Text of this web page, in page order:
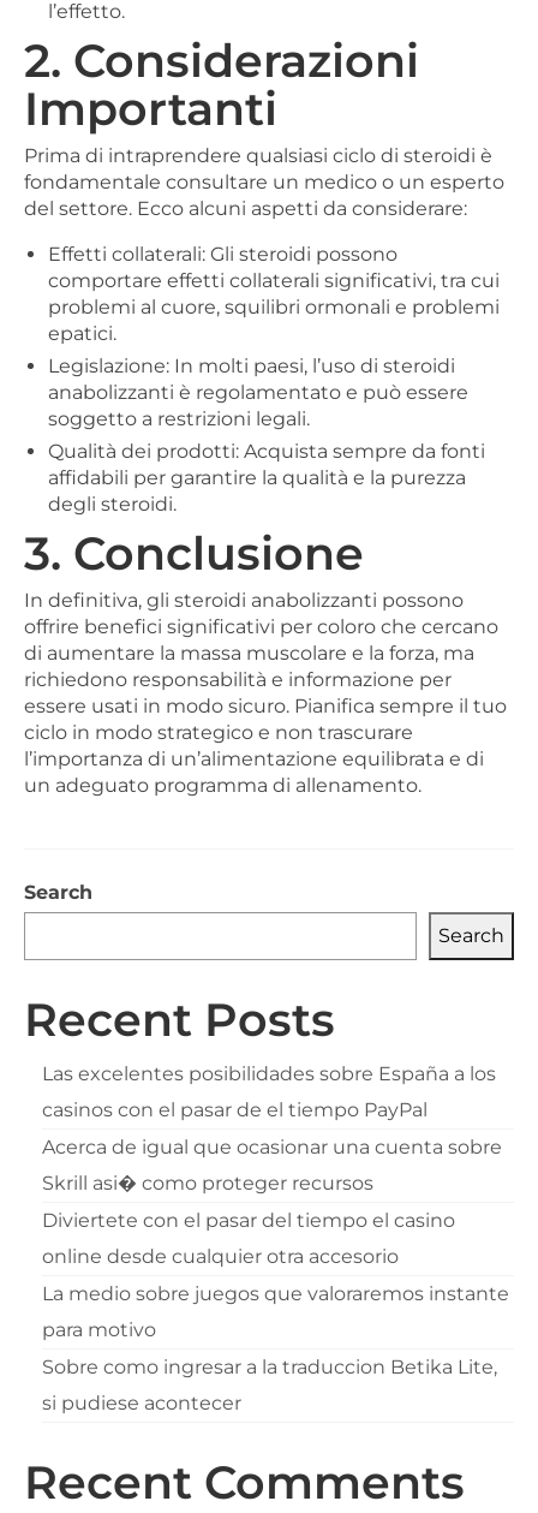
l’effetto.
2. Considerazioni
Importanti
Prima di intraprendere qualsiasi ciclo di steroidi è
fondamentale consultare un medico o un esperto
del settore. Ecco alcuni aspetti da considerare:
Effetti collaterali: Gli steroidi possono
comportare effetti collaterali significativi, tra cui
problemi al cuore, squilibri ormonali e problemi
epatici.
Legislazione: In molti paesi, l’uso di steroidi
anabolizzanti è regolamentato e può essere
soggetto a restrizioni legali.
Qualità dei prodotti: Acquista sempre da fonti
affidabili per garantire la qualità e la purezza
degli steroidi.
3. Conclusione
In definitiva, gli steroidi anabolizzanti possono
offrire benefici significativi per coloro che cercano
di aumentare la massa muscolare e la forza, ma
richiedono responsabilità e informazione per
essere usati in modo sicuro. Pianifica sempre il tuo
ciclo in modo strategico e non trascurare
l’importanza di un’alimentazione equilibrata e di
un adeguato programma di allenamento.
Search
Search
Recent Posts
Las excelentes posibilidades sobre España a los
casinos con el pasar de el tiempo PayPal
Acerca de igual que ocasionar una cuenta sobre
Skrill asi� como proteger recursos
Diviertete con el pasar del tiempo el casino
online desde cualquier otra accesorio
La medio sobre juegos que valoraremos instante
para motivo
Sobre como ingresar a la traduccion Betika Lite,
si pudiese acontecer
Recent Comments